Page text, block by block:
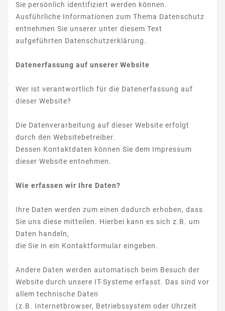
Sie persönlich identifiziert werden können.
Ausführliche Informationen zum Thema Datenschutz
entnehmen Sie unserer unter diesem Text
aufgeführten Datenschutzerklärung.
Datenerfassung auf unserer Website
Wer ist verantwortlich für die Datenerfassung auf
dieser Website?
Die Datenverarbeitung auf dieser Website erfolgt
durch den Websitebetreiber.
Dessen Kontaktdaten können Sie dem Impressum
dieser Website entnehmen.
Wie erfassen wir Ihre Daten?
Ihre Daten werden zum einen dadurch erhoben, dass
Sie uns diese mitteilen. Hierbei kann es sich z.B. um
Daten handeln,
die Sie in ein Kontaktformular eingeben.
Andere Daten werden automatisch beim Besuch der
Website durch unsere IT-Systeme erfasst. Das sind vor
allem technische Daten
(z.B. Internetbrowser, Betriebssystem oder Uhrzeit